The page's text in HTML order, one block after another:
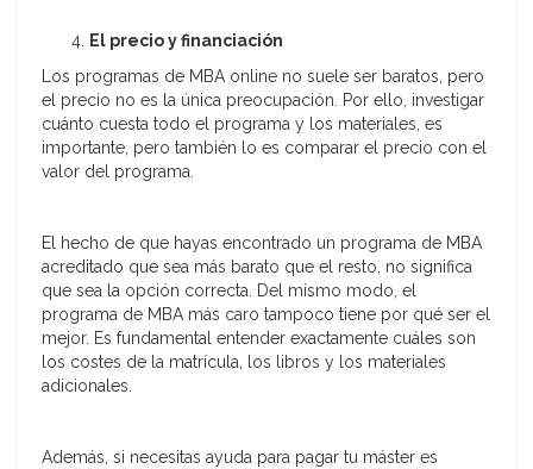
El precio y financiación
Los programas de MBA online no suele ser baratos, pero
el precio no es la única preocupación. Por ello, investigar
cuánto cuesta todo el programa y los materiales, es
importante, pero también lo es comparar el precio con el
valor del programa.
El hecho de que hayas encontrado un programa de MBA
acreditado que sea más barato que el resto, no significa
que sea la opción correcta. Del mismo modo, el
programa de MBA más caro tampoco tiene por qué ser el
mejor. Es fundamental entender exactamente cuáles son
los costes de la matrícula, los libros y los materiales
adicionales.
Además, si necesitas ayuda para pagar tu máster es